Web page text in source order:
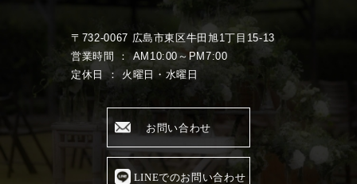
〒732-0067 広島市東区牛田旭1丁目15-13
営業時間 ： AM10:00～PM7:00
定休日 ： 火曜日・水曜日
お問い合わせ
LINEでのお問い合わせ